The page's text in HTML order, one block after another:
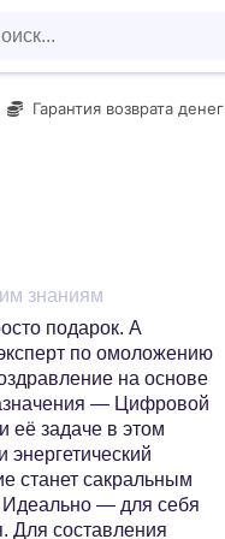
Гарантия возврата денег
знаниям
подарок. А
по омоложению
на основе
— Цифровой
задаче в этом
станет сакральным
Идеально — для себя
Для составления